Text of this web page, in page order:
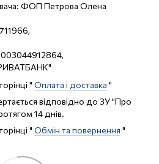
ФОП Петрова Олена
" Оплата і доставка "
відповідно до ЗУ "Про
14 днів.
" Обмін та повернення "